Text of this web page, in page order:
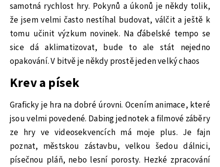
samotná rychlost hry. Pokynů a úkonů je někdy tolik,
že jsem velmi často nestíhal budovat, válčit a ještě k
tomu učinit výzkum novinek. Na ďábelské tempo se
sice dá aklimatizovat, bude to ale stát nejedno
opakování. V bitvě je někdy prostě jeden velký chaos
Krev a písek
Graficky je hra na dobré úrovni. Ocením animace, které
jsou velmi povedené. Dabing jednotek a filmové záběry
ze hry ve videosekvencích má moje plus. Je fajn
poznat, městskou zástavbu, velkou šedou dálnici,
písečnou pláň, nebo lesní porosty. Hezké zpracování